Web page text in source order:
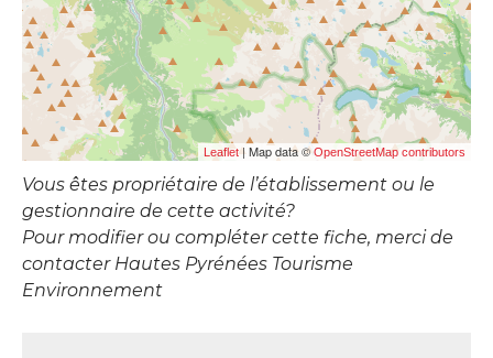
Leaflet| Map data ©OpenStreetMap contributors
Vous êtes propriétaire de l’établissement ou le
gestionnaire de cette activité?
Pour modifier ou compléter cette fiche, merci de
contacter Hautes Pyrénées Tourisme
Environnement